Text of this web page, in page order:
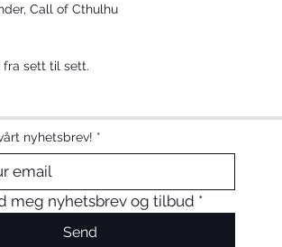
Call of Cthulhu
fra sett til sett.
nyhetsbrev! *
meg nyhetsbrev og tilbud *
Send